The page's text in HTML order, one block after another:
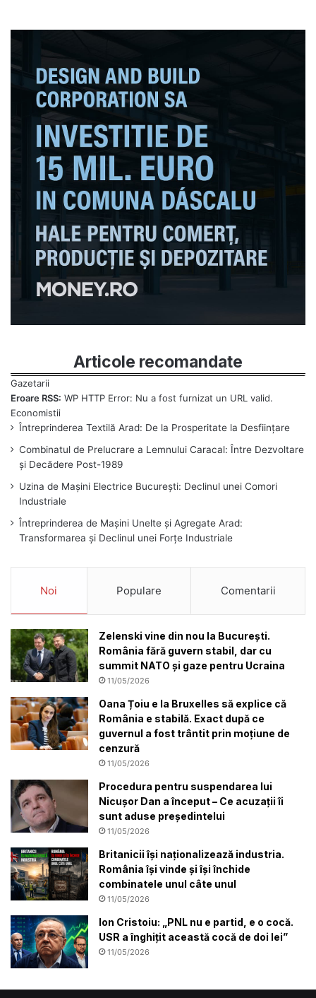
Articole recomandate
Eroare RSS: WP HTTP Error: Nu a fost furnizat un URL valid.
Întreprinderea Textilă Arad: De la Prosperitate la Desființare
Combinatul de Prelucrare a Lemnului Caracal: Între Dezvoltare
și Decădere Post-1989
Uzina de Mașini Electrice București: Declinul unei Comori
Industriale
Întreprinderea de Mașini Unelte și Agregate Arad:
Transformarea și Declinul unei Forțe Industriale
Noi Populare Comentarii
Zelenski vine din nou la București.
România fără guvern stabil, dar cu
summit NATO și gaze pentru Ucraina
11/05/2026
Oana Țoiu e la Bruxelles să explice că
România e stabilă. Exact după ce
guvernul a fost trântit prin moțiune de
cenzură
11/05/2026
Procedura pentru suspendarea lui
Nicușor Dan a început – Ce acuzații îi
sunt aduse preşedintelui
11/05/2026
Britanicii își naționalizează industria.
România își vinde și își închide
combinatele unul câte unul
11/05/2026
Ion Cristoiu: „PNL nu e partid, e o cocă.
USR a înghițit această cocă de doi lei”
11/05/2026